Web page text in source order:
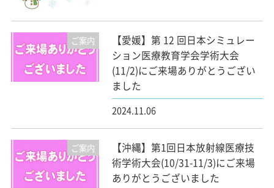
ご案内
【愛媛】第 12 回日本シミュレー
ション医療教育学会学術大会
(11/2)にご来場ありがとうござい
ました
2024.11.06
ご案内
【沖縄】第1回日本放射線医療技
術学術大会(10/31-11/3)にご来場
ありがとうございました